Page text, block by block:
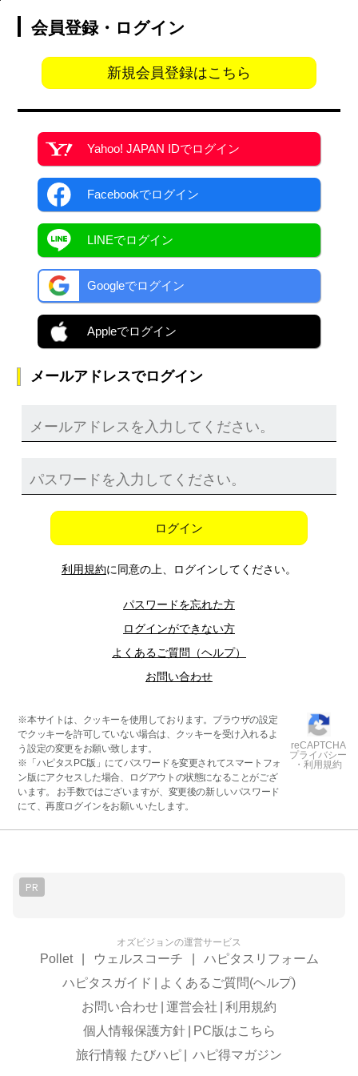
会員登録・ログイン
新規会員登録はこちら
Yahoo! JAPAN IDでログイン
Facebookでログイン
LINEでログイン
Googleでログイン
Appleでログイン
メールアドレスでログイン
ログイン
利用規約に同意の上、ログインしてください。
パスワードを忘れた方
ログインができない方
よくあるご質問（ヘルプ）
お問い合わせ
※本サイトは、クッキーを使用しております。ブラウザの設定
でクッキーを許可していない場合は、クッキーを受け入れるよ
う設定の変更をお願い致します。
※「ハピタスPC版」にてパスワードを変更されてスマートフォ
ン版にアクセスした場合、ログアウトの状態になることがござ
います。 お手数ではございますが、変更後の新しいパスワード
にて、再度ログインをお願いいたします。
reCAPTCHA
プライバシー
・利用規約
PR
オズビジョンの運営サービス
Pollet ウェルスコーチ
ハピタスリフォーム
ハピタスガイド
よくあるご質問(ヘルプ)
お問い合わせ 運営会社
利用規約
個人情報保護方針
PC版はこちら
旅行情報 たびハピ
ハピ得マガジン